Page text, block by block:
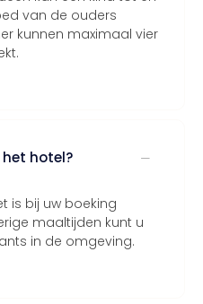
van de ouders
kunnen maximaal vier
hotel?
is bij uw boeking
maaltijden kunt u
in de omgeving.